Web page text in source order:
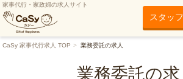
家事代行・家政婦の求人サイト
スタッ
CaSy 家事代行求人 TOP 業務委託の求人
業務委託の求